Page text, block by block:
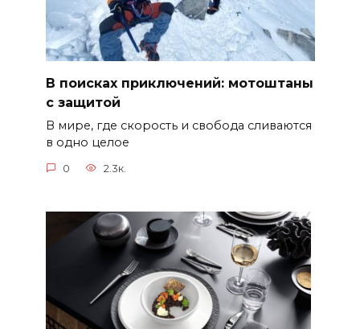
В поисках приключений: мотоштаны
с защитой
В мире, где скорость и свобода сливаются
в одно целое
0 2.3к.